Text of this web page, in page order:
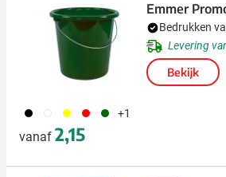
001 002 006 008 060 +1
vanaf 2,15
Emmer
Bedrukken
Levering
Bekijk